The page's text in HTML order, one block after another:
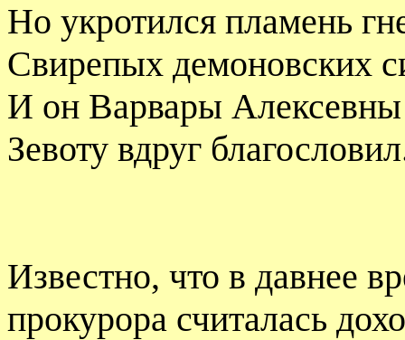
Но укротился пламень
Свирепых демоновских
И он Варвары Алексевны
Зевоту вдруг
Известно, что в давнее
прокурора считалась